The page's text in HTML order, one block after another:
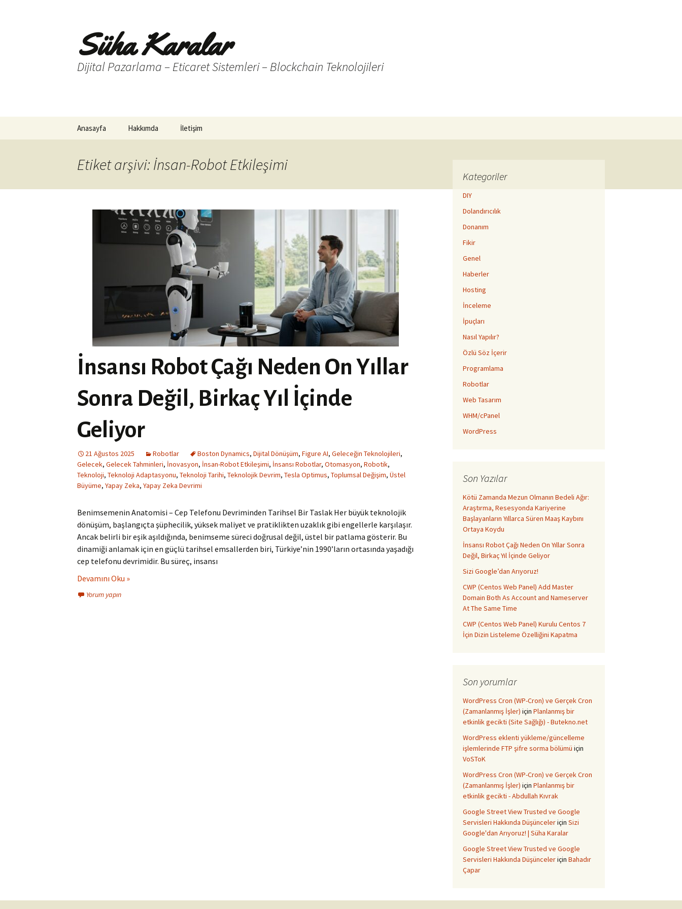
Süha Karalar
Dijital Pazarlama – Eticaret Sistemleri – Blockchain Teknolojileri
Anasayfa Hakkımda İletişim
Etiket arşivi: İnsan-Robot Etkileşimi
İnsansı Robot Çağı Neden On Yıllar
Sonra Değil, Birkaç Yıl İçinde
Geliyor
21 Ağustos 2025 Robotlar Boston Dynamics, Dijital Dönüşüm, Figure AI, Geleceğin Teknolojileri,
Gelecek, Gelecek Tahminleri, İnovasyon, İnsan-Robot Etkileşimi, İnsansı Robotlar, Otomasyon, Robotik,
Teknoloji, Teknoloji Adaptasyonu, Teknoloji Tarihi, Teknolojik Devrim, Tesla Optimus, Toplumsal Değişim, Üstel
Büyüme, Yapay Zeka, Yapay Zeka Devrimi
Benimsemenin Anatomisi – Cep Telefonu Devriminden Tarihsel Bir Taslak Her büyük teknolojik
dönüşüm, başlangıçta şüphecilik, yüksek maliyet ve pratiklikten uzaklık gibi engellerle karşılaşır.
Ancak belirli bir eşik aşıldığında, benimseme süreci doğrusal değil, üstel bir patlama gösterir. Bu
dinamiği anlamak için en güçlü tarihsel emsallerden biri, Türkiye’nin 1990’ların ortasında yaşadığı
cep telefonu devrimidir. Bu süreç, insansı
Devamını Oku »
Yorum yapın
Kategoriler
DIY
Dolandırıcılık
Donanım
Fikir
Genel
Haberler
Hosting
İnceleme
İpuçları
Nasıl Yapılır?
Özlü Söz İçerir
Programlama
Robotlar
Web Tasarım
WHM/cPanel
WordPress
Son Yazılar
Kötü Zamanda Mezun Olmanın Bedeli Ağır:
Araştırma, Resesyonda Kariyerine
Başlayanların Yıllarca Süren Maaş Kaybını
Ortaya Koydu
İnsansı Robot Çağı Neden On Yıllar Sonra
Değil, Birkaç Yıl İçinde Geliyor
Sizi Google’dan Arıyoruz!
CWP (Centos Web Panel) Add Master
Domain Both As Account and Nameserver
At The Same Time
CWP (Centos Web Panel) Kurulu Centos 7
İçin Dizin Listeleme Özelliğini Kapatma
Son yorumlar
WordPress Cron (WP-Cron) ve Gerçek Cron
(Zamanlanmış İşler) için Planlanmış bir
etkinlik gecikti (Site Sağlığı) - Butekno.net
WordPress eklenti yükleme/güncelleme
işlemlerinde FTP şifre sorma bölümü için
VoSToK
WordPress Cron (WP-Cron) ve Gerçek Cron
(Zamanlanmış İşler) için Planlanmış bir
etkinlik gecikti - Abdullah Kıvrak
Google Street View Trusted ve Google
Servisleri Hakkında Düşünceleriçin Sizi
Google'dan Arıyoruz! | Süha Karalar
Google Street View Trusted ve Google
Servisleri Hakkında Düşünceleriçin Bahadır
Çapar